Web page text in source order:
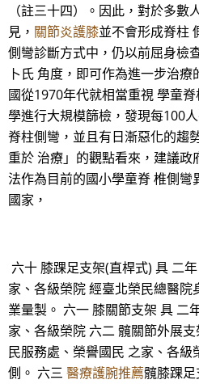
（註三十四）。因此，對於多數
見， 關節炎護膝並不會形成脊柱
側彎診斷方式中，仍以前屈身檢
卜氏 角度，即可作為進一步治
國從1970年代就相當重視 學童
學進行大規模篩檢，發現每100
脊柱側彎，並且有日漸惡化的趨
重於 治療」的觀點看來，建議
法作為目前的國小學童脊 椎側
國家，
六十 膝踝足支架(直桿式) 具 二
家、各級榮院 經臺北榮民總醫
業量製。 六一 膝關節支架 具 二
家、各級榮院 六二 髖關節外展
民服務處、榮譽國民 之家、各級
側。 六三 醫療護腕推薦髖膝踝